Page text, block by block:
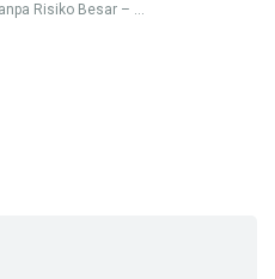
Risiko Besar – ...